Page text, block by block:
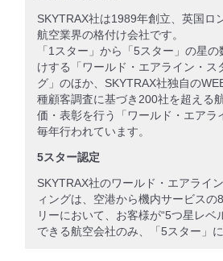
SKYTRAX社は1989年創立、英国ロ
航空業界の格付け会社です。
「1スター」から「5スター」の星
けする「ワールド・エアライン・ス
グ」のほか、SKYTRAX社独自の
種顧客調査に基づき200社を超える
価・表彰を行う「ワールド・エアラ
毎年行われています。
5スター認定
SKYTRAX社のワールド・エアライ
ィングは、空港から機内サービスの
リーにおいて、お客様が“5つ星レベ
できる航空会社のみ、「5スター」